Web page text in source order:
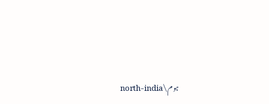
ہوم north-india